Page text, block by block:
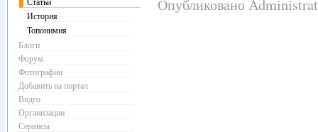
Опубликовано
История
Топонимия
Блоги
Форум
Фотографии
Добавить на портал
Видео
Организации
Сервисы